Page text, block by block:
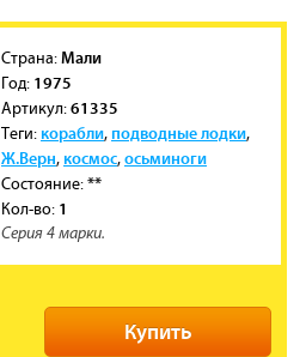
Cтрана:Мали
Год: 1975
Артикул:61335
Теги: корабли,подводные лодки,
Ж.Верн, космос,осьминоги
Состояние:**
Кол-во: 1
Серия 4 марки.
Купить